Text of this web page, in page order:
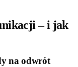
– i jak
na odwrót